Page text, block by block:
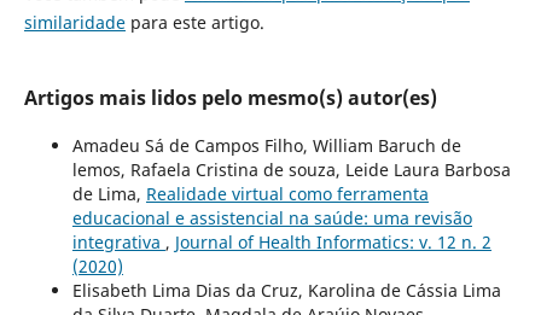
similaridadepara este artigo.
Artigos mais lidos pelo mesmo(s) autor(es)
Amadeu Sá de Campos Filho, William Baruch de
lemos, Rafaela Cristina de souza, Leide Laura Barbosa
de Lima, Realidade virtual como ferramenta
educacional e assistencial na saúde: uma revisão
integrativa , Journal of Health Informatics: v. 12 n. 2
(2020)
Elisabeth Lima Dias da Cruz, Karolina de Cássia Lima